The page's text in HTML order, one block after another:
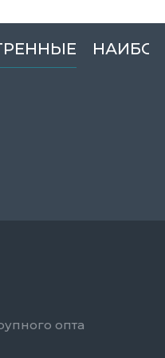
опта